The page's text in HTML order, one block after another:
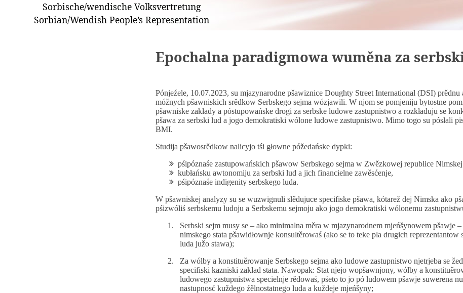
Sorbische/wendische Volksvertretung
Sorbian/Wendish People’s Representation
Epochalna paradigmowa wuměna za
Pónjeźele, 10.07.2023, su mjazynarodne pšawiznice Doughty Street International (DSI) prědnu
móžnych pšawniskich srědkow Serbskego sejma wózjawili. W njom se pomjeniju bytostne
pšawniske zakłady a póstupowańske drogi za serbske ludowe zastupnistwo a rozkładuju se
pšawa za serbski lud a jogo demokratiski wólone ludowe zastupnistwo. Mimo togo su pósłali
BMI.
Studija pšawosrědkow nalicyjo tśi głowne póžedańske dypki:
pśipóznaśe zastupowańskich pšawow Serbskego sejma w Zwězkowej republice
kubłańsku awtonomiju za serbski lud a jich financielne zawěsćenje,
pśipóznaśe indigenity serbskego luda.
W pšawniskej analyzy su se wuzwignuli slědujuce specifiske pšawa, kótarež dej Nimska ako
pśizwóliś serbskemu ludoju a Serbskemu sejmoju ako jogo demokratiski wólonemu
Serbski sejm musy se – ako minimalna měra w mjazynarodnem mjeńšynowem pšawje
nimskego stata pšawidłownje konsultěrowaś (ako se to teke pla drugich reprezentantow
luda južo stawa);
Za wólby a konstituěrowanje Serbskego sejma ako ludowe zastupnistwo njetrjeba se
specifiski kazniski zakład stata. Nawopak: Stat njejo wopšawnjony, wólby a
ludowego zastupnistwa specielnje rědowaś, pśeto to jo pó ludowem pšawje suwerena
nastupnosć kuždego źělnostatnego luda a kuždeje mjeńšyny;